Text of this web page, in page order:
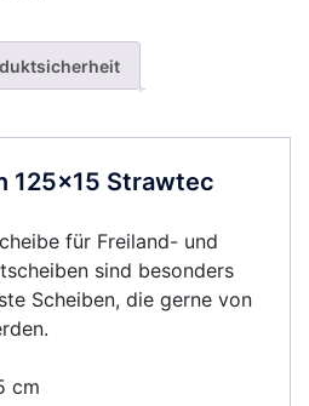
125×15 Strawtec
für Freiland- und
sind besonders
Scheiben, die gerne von
cm